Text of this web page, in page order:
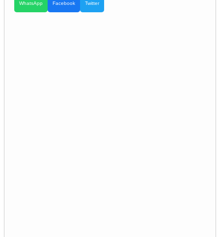
WhatsApp Facebook Twitter